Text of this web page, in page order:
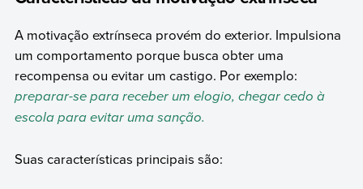
A motivação extrínseca provém do exterior. Impulsiona
um comportamento porque busca obter uma
recompensa ou evitar um castigo. Por exemplo:
preparar-se para receber um elogio, chegar cedo à
escola para evitar uma sanção.
Suas características principais são: